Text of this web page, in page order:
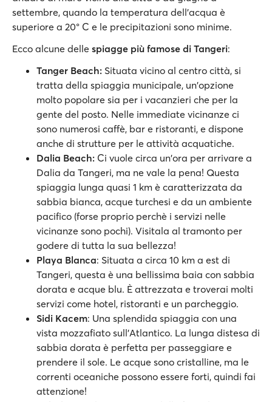
settembre, quando la temperatura dell'acqua è
superiore a 20° C e le precipitazioni sono minime.
Ecco alcune delle spiagge più famose di Tangeri:
Tanger Beach: Situata vicino al centro città, si
tratta della spiaggia municipale, un'opzione
molto popolare sia per i vacanzieri che per la
gente del posto. Nelle immediate vicinanze ci
sono numerosi caffè, bar e ristoranti, e dispone
anche di strutture per le attività acquatiche.
Dalia Beach: Ci vuole circa un'ora per arrivare a
Dalia da Tangeri, ma ne vale la pena! Questa
spiaggia lunga quasi 1 km è caratterizzata da
sabbia bianca, acque turchesi e da un ambiente
pacifico (forse proprio perchè i servizi nelle
vicinanze sono pochi). Visitala al tramonto per
godere di tutta la sua bellezza!
Playa Blanca: Situata a circa 10 km a est di
Tangeri, questa è una bellissima baia con sabbia
dorata e acque blu. È attrezzata e troverai molti
servizi come hotel, ristoranti e un parcheggio.
Sidi Kacem: Una splendida spiaggia con una
vista mozzafiato sull'Atlantico. La lunga distesa di
sabbia dorata è perfetta per passeggiare e
prendere il sole. Le acque sono cristalline, ma le
correnti oceaniche possono essere forti, quindi fai
attenzione!